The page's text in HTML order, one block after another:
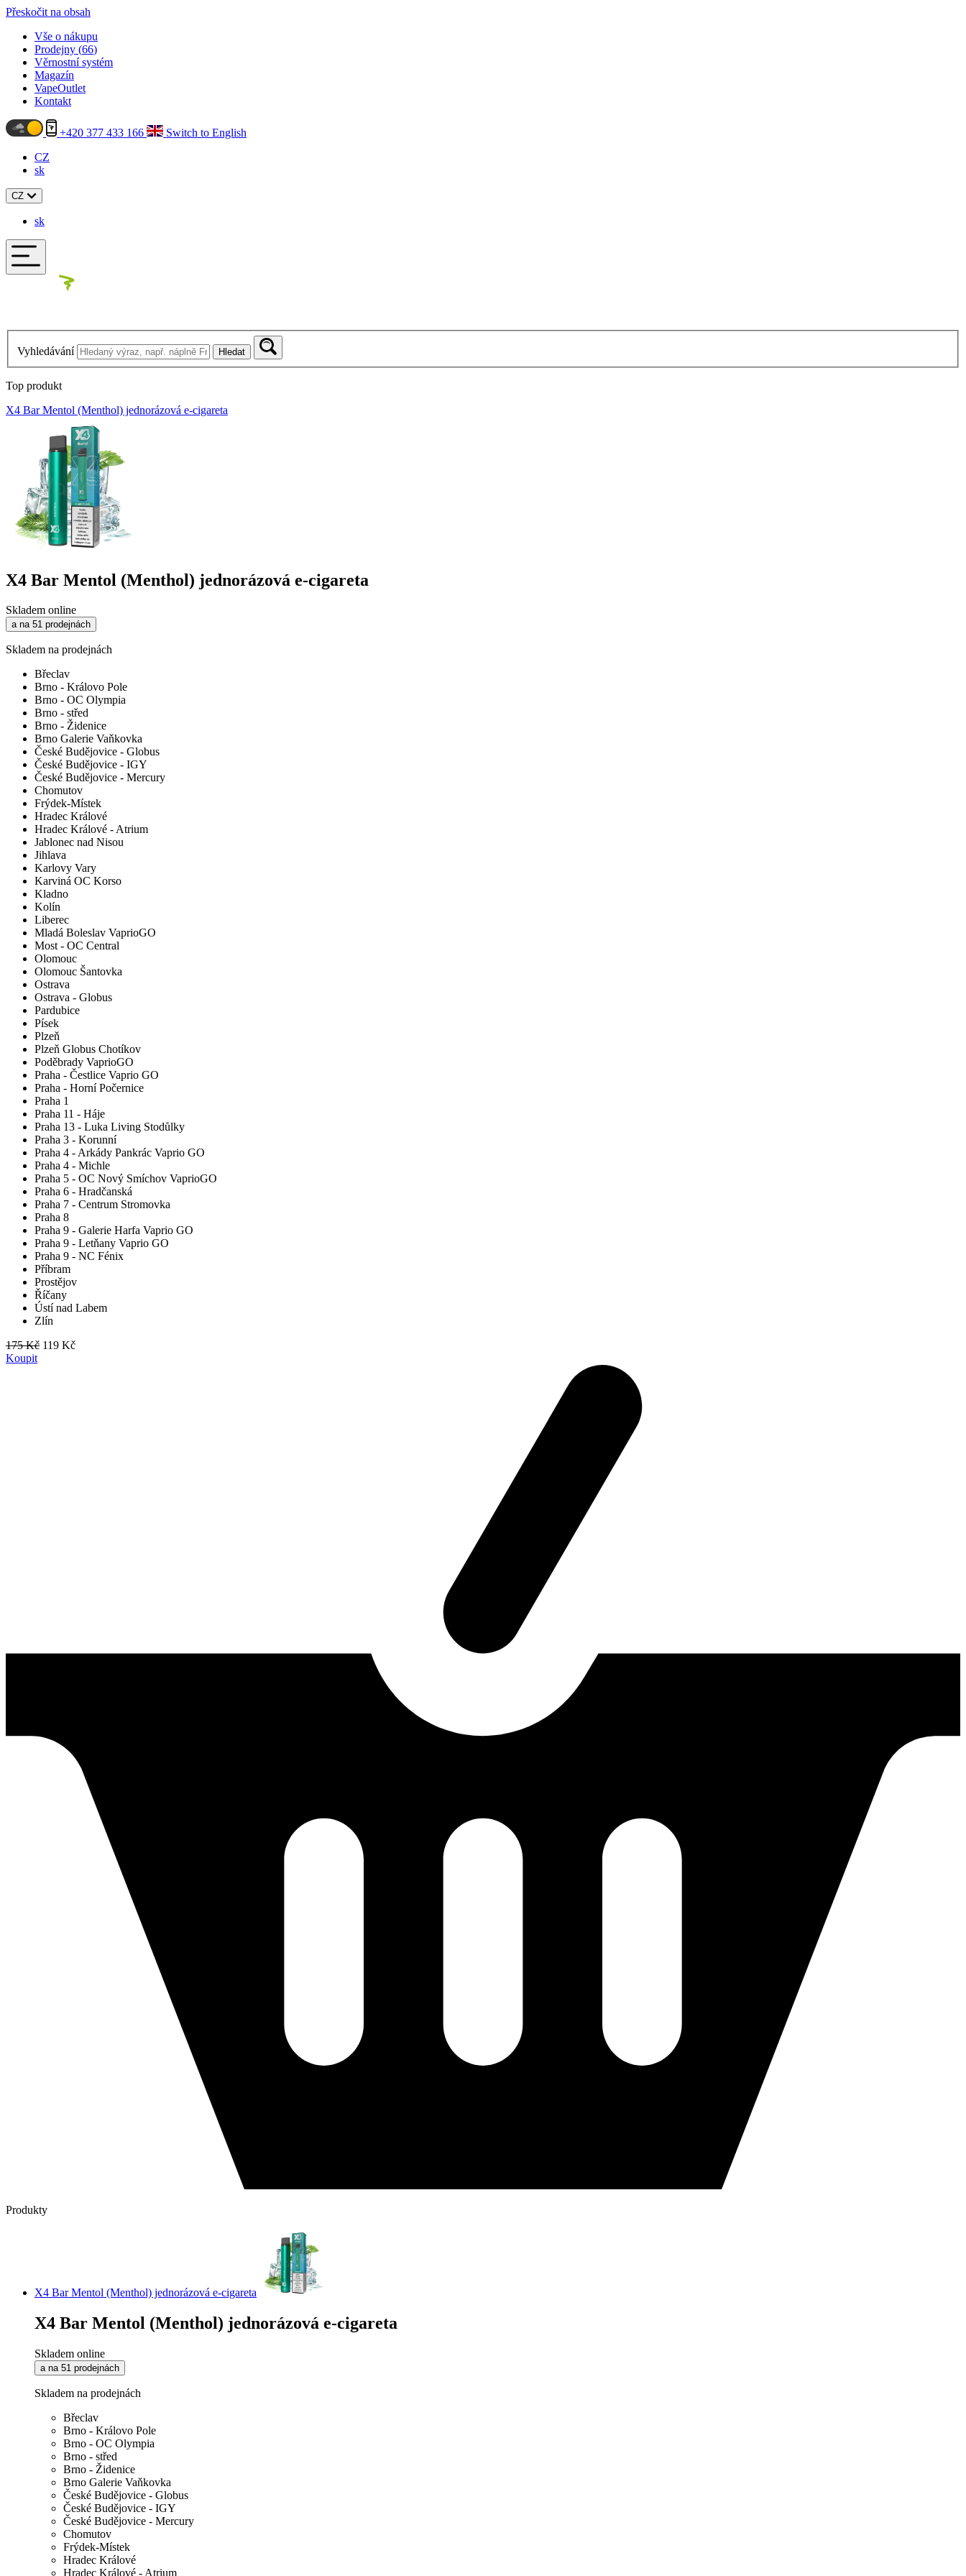
Přeskočit na obsah
Vše o nákupu
Prodejny (66)
Věrnostní systém
Magazín
VapeOutlet
Kontakt
+420 377 433 166
Switch to English
CZ
sk
CZ
sk
Vyhledávání Hledat
Top produkt
X4 Bar Mentol (Menthol) jednorázová e-cigareta
X4 Bar Mentol (Menthol) jednorázová e-cigareta
Skladem online
a na 51 prodejnách
Skladem na prodejnách
Břeclav
Brno - Královo Pole
Brno - OC Olympia
Brno - střed
Brno - Židenice
Brno Galerie Vaňkovka
České Budějovice - Globus
České Budějovice - IGY
České Budějovice - Mercury
Chomutov
Frýdek-Místek
Hradec Králové
Hradec Králové - Atrium
Jablonec nad Nisou
Jihlava
Karlovy Vary
Karviná OC Korso
Kladno
Kolín
Liberec
Mladá Boleslav VaprioGO
Most - OC Central
Olomouc
Olomouc Šantovka
Ostrava
Ostrava - Globus
Pardubice
Písek
Plzeň
Plzeň Globus Chotíkov
Poděbrady VaprioGO
Praha - Čestlice Vaprio GO
Praha - Horní Počernice
Praha 1
Praha 11 - Háje
Praha 13 - Luka Living Stodůlky
Praha 3 - Korunní
Praha 4 - Arkády Pankrác Vaprio GO
Praha 4 - Michle
Praha 5 - OC Nový Smíchov VaprioGO
Praha 6 - Hradčanská
Praha 7 - Centrum Stromovka
Praha 8
Praha 9 - Galerie Harfa Vaprio GO
Praha 9 - Letňany Vaprio GO
Praha 9 - NC Fénix
Příbram
Prostějov
Říčany
Ústí nad Labem
Zlín
175 Kč 119 Kč
Koupit
Produkty
X4 Bar Mentol (Menthol) jednorázová e-cigareta
X4 Bar Mentol (Menthol) jednorázová e-cigareta
Skladem online
a na 51 prodejnách
Skladem na prodejnách
Břeclav
Brno - Královo Pole
Brno - OC Olympia
Brno - střed
Brno - Židenice
Brno Galerie Vaňkovka
České Budějovice - Globus
České Budějovice - IGY
České Budějovice - Mercury
Chomutov
Frýdek-Místek
Hradec Králové
Hradec Králové - Atrium